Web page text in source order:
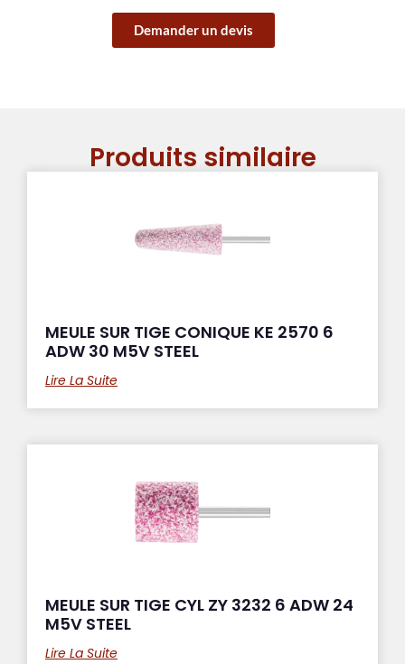
Demander un devis
Produits similaire
MEULE SUR TIGE CONIQUE KE 2570 6
ADW 30 M5V STEEL
Lire La Suite
MEULE SUR TIGE CYL ZY 3232 6 ADW 24
M5V STEEL
Lire La Suite